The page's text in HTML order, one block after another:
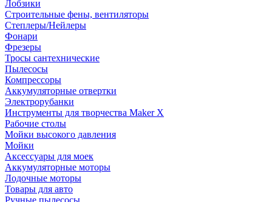
Лобзики
Строительные фены, вентиляторы
Степлеры/Нейлеры
Фонари
Фрезеры
Тросы сантехнические
Пылесосы
Компрессоры
Аккумуляторные отвертки
Электрорубанки
Инструменты для творчества Maker X
Рабочие столы
Мойки высокого давления
Мойки
Аксессуары для моек
Аккумуляторные моторы
Лодочные моторы
Товары для авто
Ручные пылесосы